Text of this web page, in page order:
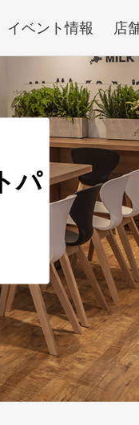
イベント情報 店
パ